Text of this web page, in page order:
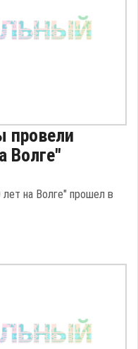
провели
Волге"
на Волге" прошел в